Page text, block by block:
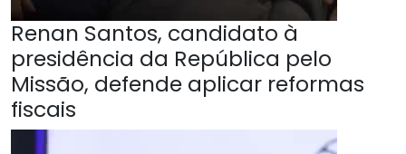
Renan Santos, candidato à
presidência da República pelo
Missão, defende aplicar reformas
fiscais